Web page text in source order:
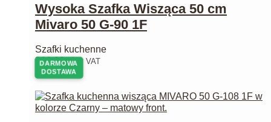
DARMOWA
DOSTAWA
Wysoka Szafka Wisząca 50 cm
Mivaro 50 G-90 1F
Szafki kuchenne
262,00zł z VAT